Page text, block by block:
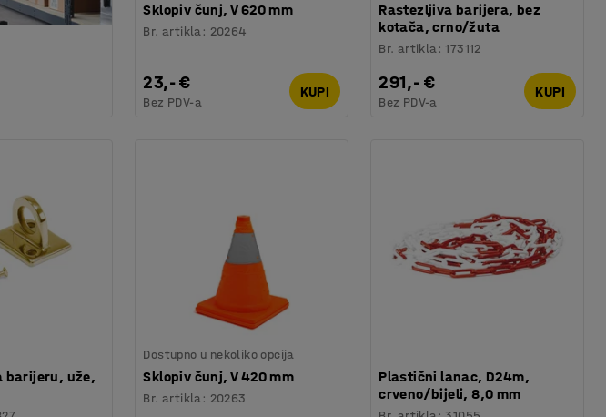
Sklopiv čunj, V 620 mm
Br. artikla: 20264
23,- €
Bez PDV-a
KUPI
Rastezljiva barijera, bez
kotača, crno/žuta
Br. artikla:173112
291,- €
Bez PDV-a
KUPI
barijeru, uže,
Dostupno u nekoliko opcija
Sklopiv čunj, V 420 mm
Br. artikla: 20263
Plastični lanac, D24m,
crveno/bijeli, 8,0 mm